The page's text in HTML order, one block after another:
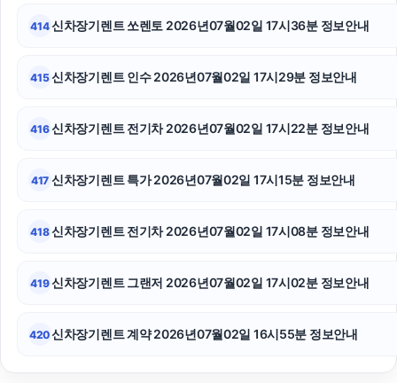
소액결제
414신차장기렌트 쏘렌토 2026년07월02일 17시36분 정보안내
415신차장기렌트 인수 2026년07월02일 17시29분 정보안내
416신차장기렌트 전기차 2026년07월02일 17시22분 정보안내
417 신차장기렌트 특가 2026년07월02일 17시15분 정보안내
418신차장기렌트 전기차 2026년07월02일 17시08분 정보안내
419신차장기렌트 그랜저 2026년07월02일 17시02분 정보안내
420신차장기렌트 계약 2026년07월02일 16시55분 정보안내